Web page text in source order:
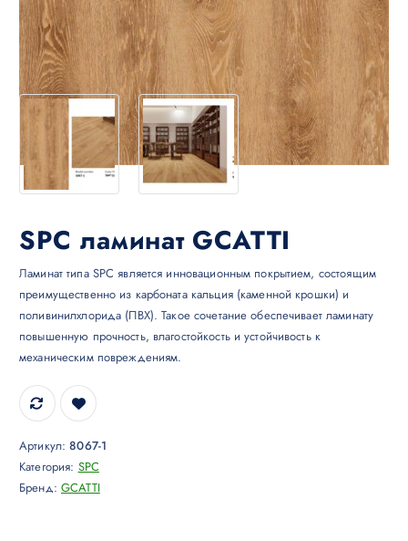
SPC ламинат GCATTI
Ламинат типа SPC является инновационным покрытием, состоящим
преимущественно из карбоната кальция (каменной крошки) и
поливинилхлорида (ПВХ). Такое сочетание обеспечивает ламинату
повышенную прочность, влагостойкость и устойчивость к
механическим повреждениям.
Артикул:8067-1
Категория: SPC
Бренд:GCATTI